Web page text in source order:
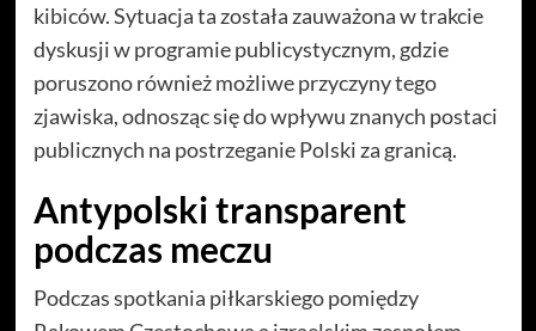
kibiców. Sytuacja ta została zauważona w trakcie
dyskusji w programie publicystycznym, gdzie
poruszono również możliwe przyczyny tego
zjawiska, odnosząc się do wpływu znanych postaci
publicznych na postrzeganie Polski za granicą.
Antypolski transparent
podczas meczu
Podczas spotkania piłkarskiego pomiędzy